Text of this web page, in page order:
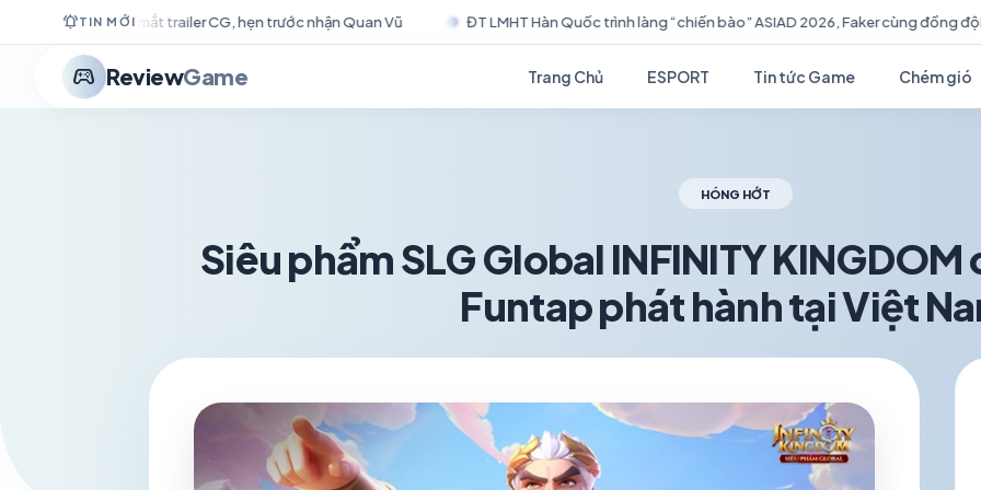
notifications_activeTIN MỚI
trước nhận Quan Vũ ĐT LMHT Hàn Quốc trình làng “chiến bào” ASIAD 2026, Faker cùng đồng đội sẵn sàng bảo vệ HCV
stadia_controller ReviewGame Trang Chủ ESPORT Tin tức Game Chém gió
HÓNG HỚT
Siêu phẩm SLG Global INFINITY
Funtap phát hành tại Việt